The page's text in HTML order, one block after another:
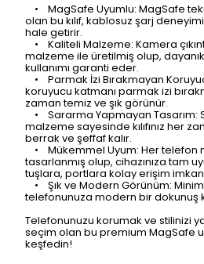
• MagSafe Uyumlu: MagSafe
olan bu kılıf, kablosuz şarj
hale getirir.
• Kaliteli Malzeme: Kamera
malzeme ile üretilmiş olup,
kullanımı garanti eder.
• Parmak İzi Bırakmayan
koruyucu katmanı parmak izi
zaman temiz ve şık görünür.
• Sararma Yapmayan Tasarım:
malzeme sayesinde kılıfınız her
berrak ve şeffaf kalır.
• Mükemmel Uyum: Her telefon
tasarlanmış olup, cihazınıza tam
tuşlara, portlara kolay erişim
• Şık ve Modern Görünüm:
telefonunuza modern bir dokunuş
Telefonunuzu korumak ve stilinizi
seçim olan bu premium MagSafe
keşfedin!